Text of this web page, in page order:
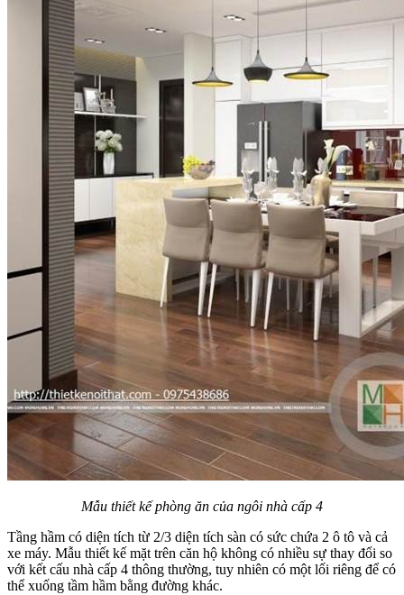
Mẫu thiết kế phòng ăn của ngôi nhà cấp 4
Tầng hầm có diện tích từ 2/3 diện tích sàn có sức chứa 2 ô tô và cả
xe máy. Mẫu thiết kế mặt trên căn hộ không có nhiều sự thay đổi so
với kết cấu nhà cấp 4 thông thường, tuy nhiên có một lối riêng để có
thể xuống tầm hầm bằng đường khác.